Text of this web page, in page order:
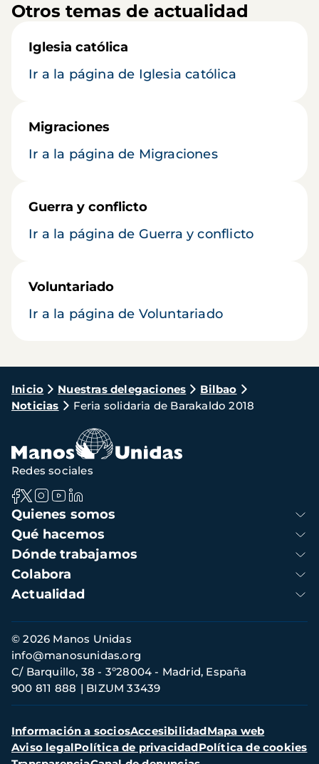
Otros temas de actualidad
Iglesia católica
Ir a la página de Iglesia católica
Migraciones
Ir a la página de Migraciones
Guerra y conflicto
Ir a la página de Guerra y conflicto
Voluntariado
Ir a la página de Voluntariado
Ruta
de
navegación
Inicio Nuestras delegaciones
Bilbao
Noticias
Feria solidaria de Barakaldo 2018
Navegación
principal
Quienes somos
Qué hacemos
Dónde trabajamos
Colabora
Actualidad
Redes sociales
Información
de
contacto
© 2026 Manos Unidas
C/ Barquillo, 38 - 3º28004 - Madrid, España
900 811 888
BIZUM 33439
info@manosunidas.org
Menú
secundario
Información a sociosAccesibilidadMapa web
Aviso legalPolítica de privacidadPolítica de cookies